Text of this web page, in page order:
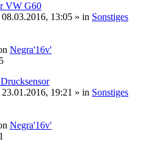
VW G60
08.03.2016, 13:05 » in Sonstiges
Negra'16v'
23.01.2016, 19:21 » in Sonstiges
Negra'16v'